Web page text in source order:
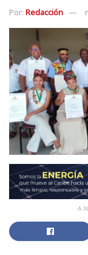
Por: Redacción